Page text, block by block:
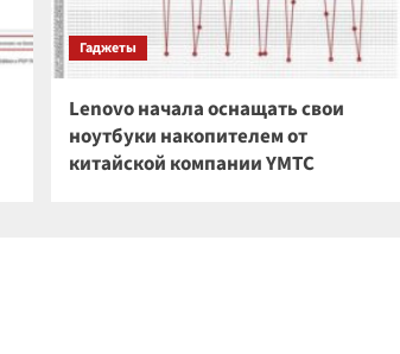
Гаджеты
Lenovo начала оснащать свои
ноутбуки накопителем от
китайской компании YMTC